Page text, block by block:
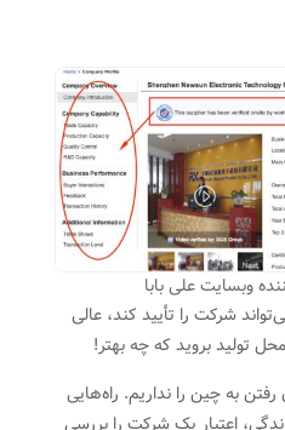
وبسایت علی بابا
شرکت را تأیید کند، عالی
تولید بروید که چه بهتر!
به چین را نداریم. راه‌هایی
اعتبار یک شرکت را بررسی